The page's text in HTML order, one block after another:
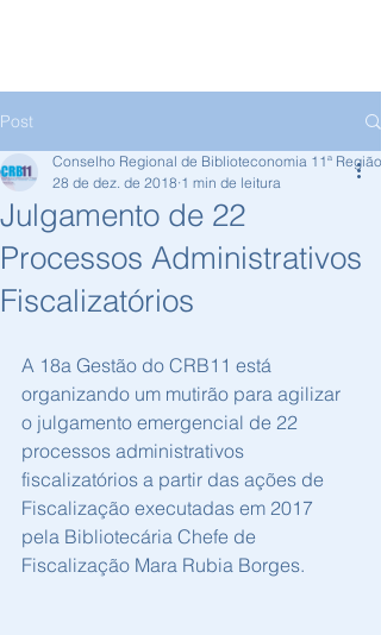
Post
Julgamento de 22
Processos Administrativos
Fiscalizatórios
Conselho Regional de Biblioteconomia 11ª Região
28 de dez. de 2018 1 min de leitura
A 18a Gestão do CRB11 está
organizando um mutirão para agilizar
o julgamento emergencial de 22
processos administrativos
fiscalizatórios a partir das ações de
Fiscalização executadas em 2017
pela Bibliotecária Chefe de
Fiscalização Mara Rubia Borges.